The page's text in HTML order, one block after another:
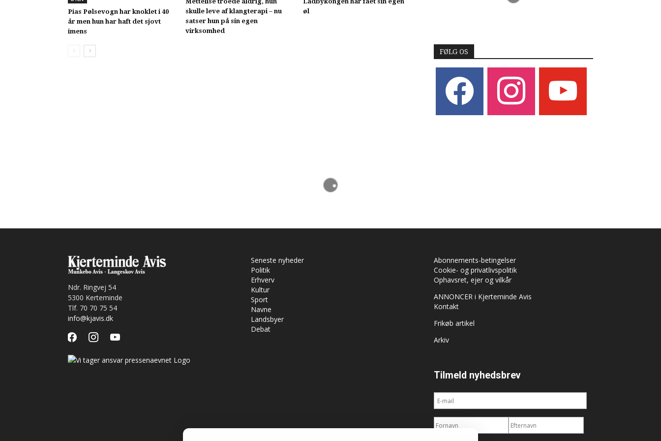
Pias Pølsevogn har knoklet i 40
år men hun har haft det sjovt
imens
skulle leve af klangterapi – nu
satser hun på sin egen
virksomhed
øl
FØLG OS
instagram
Ndr. Ringvej 54
5300 Kerteminde
Tlf. 70 70 75 54
info@kjavis.dk
facebookinstagramyoutube
Seneste nyheder
Politik
Erhverv
Kultur
Sport
Navne
Landsbyer
Debat
Abonnements-betingelser
Cookie- og privatlivspolitik
Ophavsret, ejer og vilkår
ANNONCER i Kjerteminde Avis
Kontakt
Frikøb artikel
Arkiv
Tilmeld nyhedsbrev